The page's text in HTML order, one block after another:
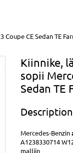
CE Sedan TE
Kiinnike,
sopii
Sedan TE
Description
Mercedes-Benzin
A1238330714
malliin